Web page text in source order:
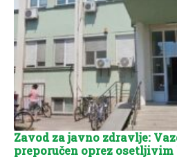
Zavod za javno zdravlje:
preporučen oprez